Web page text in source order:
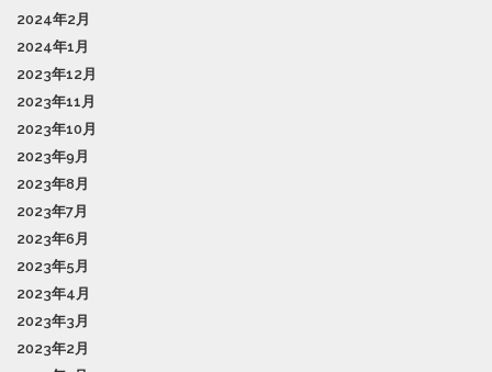
2024年2月
2024年1月
2023年12月
2023年11月
2023年10月
2023年9月
2023年8月
2023年7月
2023年6月
2023年5月
2023年4月
2023年3月
2023年2月